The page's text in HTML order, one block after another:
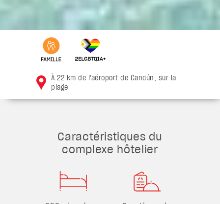
À 22 km de l'aéroport de Cancún, sur la
plage
Caractéristiques du
complexe hôtelier